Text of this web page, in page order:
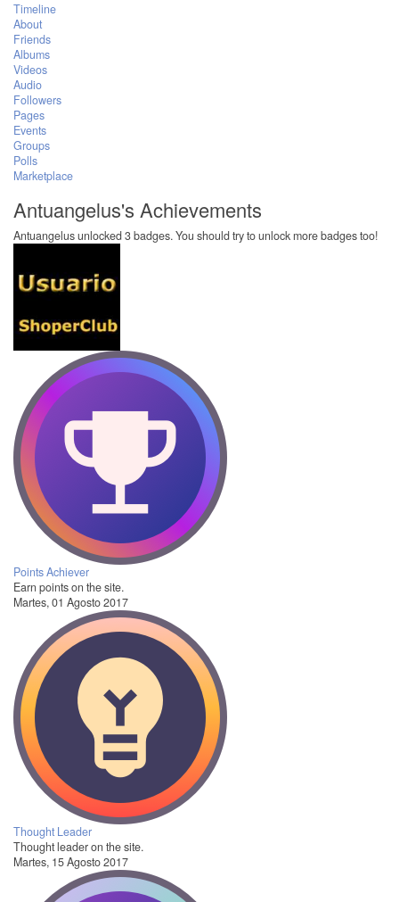
Timeline
About
Friends
Albums
Videos
Audio
Followers
Pages
Events
Groups
Polls
Marketplace
Antuangelus's Achievements
Antuangelus unlocked 3 badges. You should try to unlock more badges too!
Points Achiever
Earn points on the site.
Martes, 01 Agosto 2017
Thought Leader
Thought leader on the site.
Martes, 15 Agosto 2017